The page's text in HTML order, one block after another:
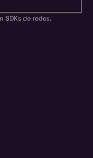
SDKs de redes.